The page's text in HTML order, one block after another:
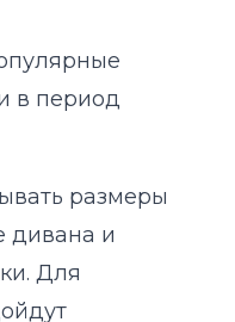
в период
размеры
дивана и
Для